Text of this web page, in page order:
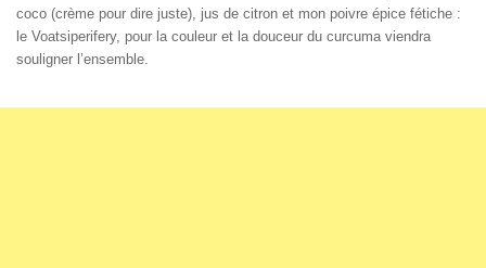
coco (crème pour dire juste), jus de citron et mon poivre épice fétiche :
le Voatsiperifery, pour la couleur et la douceur du curcuma viendra
souligner l’ensemble.